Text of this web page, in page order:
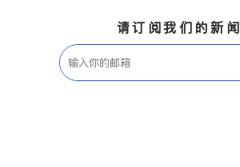
请订阅我们的新闻